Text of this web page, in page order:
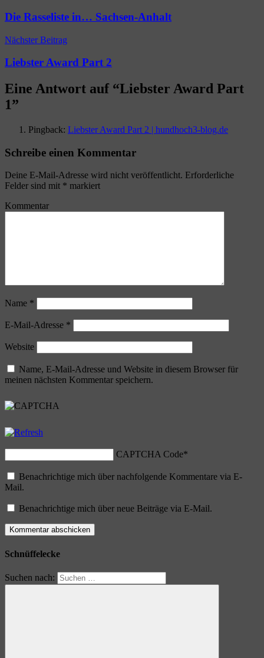
Die Rasseliste in… Sachsen-Anhalt
Nächster Beitrag
Liebster Award Part 2
Eine Antwort auf “Liebster Award Part
1”
Pingback: Liebster Award Part 2 | hundhoch3-blog.de
Schreibe einen Kommentar
Deine E-Mail-Adresse wird nicht veröffentlicht. Erforderliche
Felder sind mit * markiert
Kommentar
Name *
E-Mail-Adresse *
Website
Name, E-Mail-Adresse und Website in diesem Browser für
meinen nächsten Kommentar speichern.
CAPTCHA Code*
Benachrichtige mich über nachfolgende Kommentare via E-
Mail.
Benachrichtige mich über neue Beiträge via E-Mail.
Schnüffelecke
Suchen nach: